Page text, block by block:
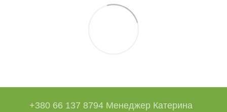
+380 66 137 8794 Менеджер Катерина